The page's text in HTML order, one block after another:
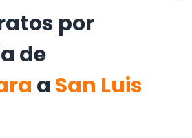
por
de
a San Luis